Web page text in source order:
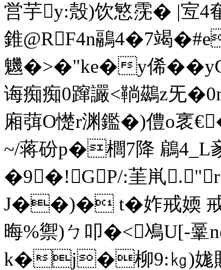
営芋 y:殼)饮慜霃� |宐
錐@RF4n鷊4�7竭
魕�>�"ke�y俙
诲痴痴0蹿讝<鞝鷀z旡
廂葞O憷r渊鑑�)僼 o
 ~/蒋砏p�櫚7降 鵳4_L
�9�!GP/:茥鼡
J��)� t�妰戒媆
晦% 禦)ㄅ叩�<鳰U[-鞷
k�j�柳9:㎏)娏